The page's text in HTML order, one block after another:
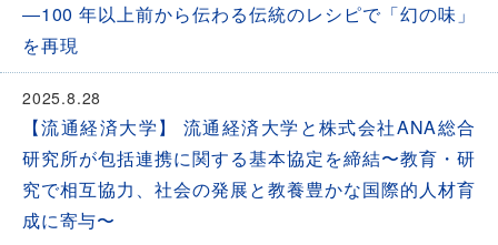
―100 年以上前から伝わる伝統のレシピで「幻の味」
を再現
2025.8.28
【流通経済大学】 流通経済大学と株式会社ANA総合
研究所が包括連携に関する基本協定を締結〜教育・研
究で相互協力、社会の発展と教養豊かな国際的人材育
成に寄与〜